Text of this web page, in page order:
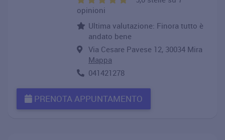
opinioni
Ultima valutazione: Finora tutto è
andato bene
Via Cesare Pavese 12, 30034 Mira
Mappa
041421278
PRENOTA APPUNTAMENTO